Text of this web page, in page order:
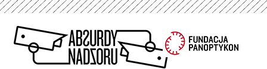
Przejdź
treści